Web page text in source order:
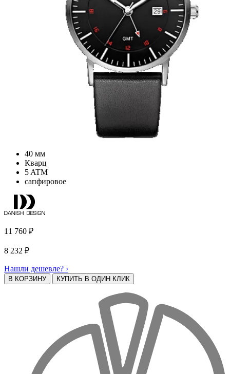
40 мм
Кварц
5 ATM
сапфировое
11 760 ₽
8 232 ₽
Нашли дешевле? ›
В КОРЗИНУ КУПИТЬ В ОДИН КЛИК